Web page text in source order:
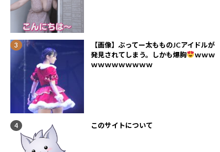
【画像】ぶってー太もものJCアイドルが
発見されてしまう。しかも爆胸
ｗｗｗ
ｗｗｗｗｗｗｗｗｗ
このサイトについて